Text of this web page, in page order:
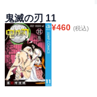
鬼滅の刃 11
¥460 (税込)